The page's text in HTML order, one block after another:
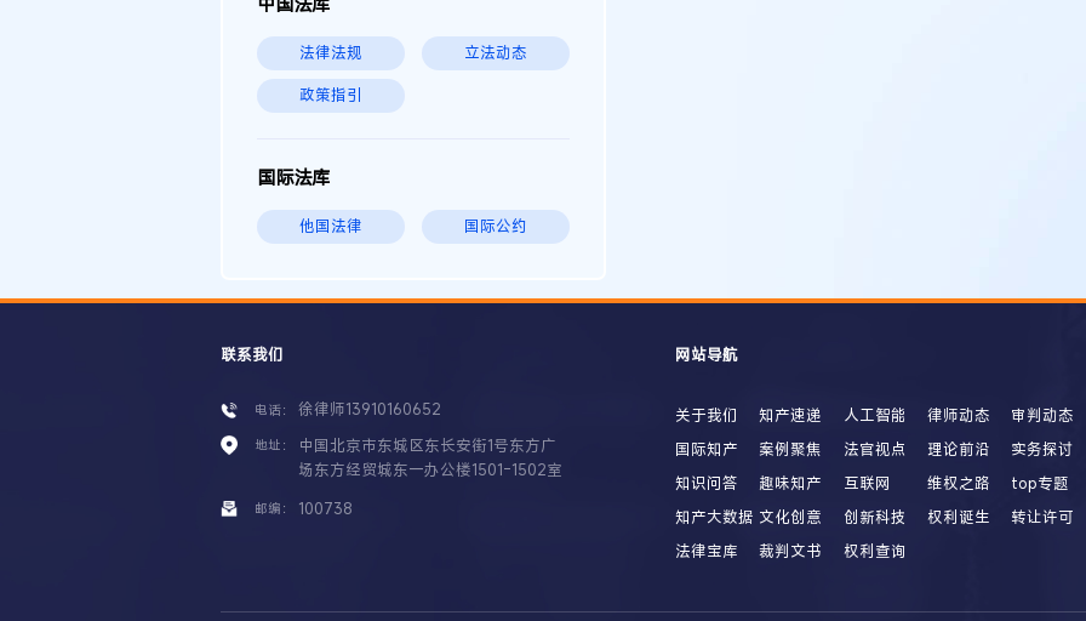
法律法规 立法动态
政策指引
国际法库
他国法律 国际公约
联系我们
电话： 徐律师13910160652
地址：
中国北京市东城区东长安街1号东方广
场东方经贸城东一办公楼1501-1502室
邮编： 100738
网站导航
关于我们 知产速递 人工智能 律师动态
审判动态
国际知产
案例聚焦 法官视点 理论前沿
实务探讨
知识问答
趣味知产 互联网 维权之路
top专题
知产大数据 文化创意 创新科技 权利诞生
转让许可
法律宝库
裁判文书 权利查询